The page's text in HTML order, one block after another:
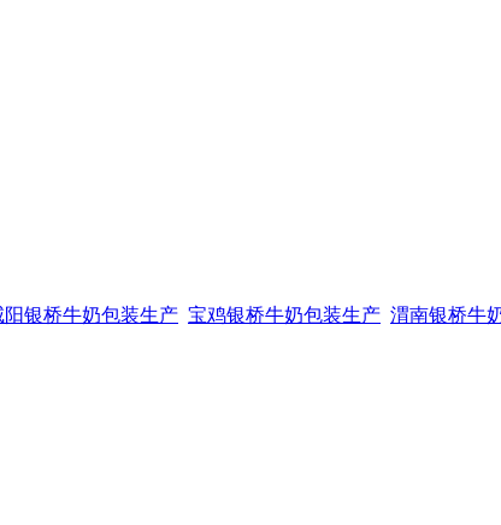
阳银桥牛奶包装生产 宝鸡银桥牛奶包装生产 渭南银桥牛